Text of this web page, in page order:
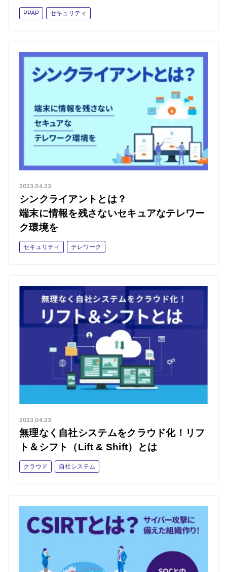
PPAP セキュリティ
2023.04.23
シンクライアントとは？
端末に情報を残さないセキュアなテレワー
ク環境を
セキュリティ テレワーク
2023.04.23
無理なく自社システムをクラウド化！リフ
ト＆シフト（Lift & Shift）とは
クラウド 自社システム